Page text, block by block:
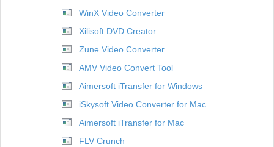
WinX Video Converter
Xilisoft DVD Creator
Zune Video Converter
AMV Video Convert Tool
Aimersoft iTransfer for Windows
iSkysoft Video Converter for Mac
Aimersoft iTransfer for Mac
FLV Crunch